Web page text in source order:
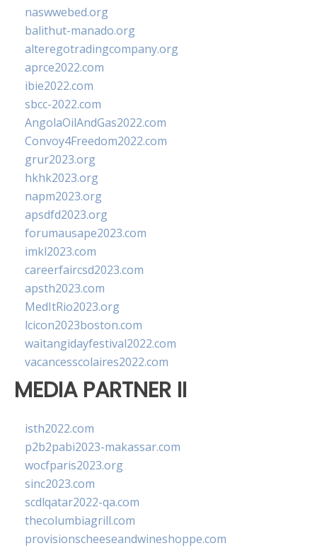
naswwebed.org
balithut-manado.org
alteregotradingcompany.org
aprce2022.com
ibie2022.com
sbcc-2022.com
AngolaOilAndGas2022.com
Convoy4Freedom2022.com
grur2023.org
hkhk2023.org
napm2023.org
apsdfd2023.org
forumausape2023.com
imkl2023.com
careerfaircsd2023.com
apsth2023.com
MedItRio2023.org
lcicon2023boston.com
waitangidayfestival2022.com
vacancesscolaires2022.com
MEDIA PARTNER II
isth2022.com
p2b2pabi2023-makassar.com
wocfparis2023.org
sinc2023.com
scdlqatar2022-qa.com
thecolumbiagrill.com
provisionscheeseandwineshoppe.com